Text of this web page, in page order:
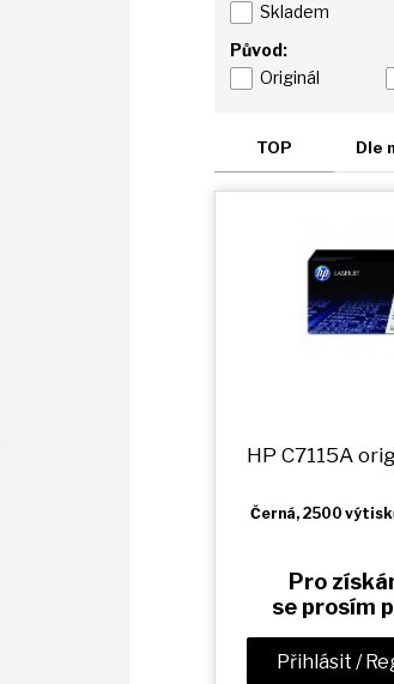
Skladem
Původ:
Originál
TOP Dle
HP C7115A
Černá, 2500
Pro
se prosím
Přihlásit /